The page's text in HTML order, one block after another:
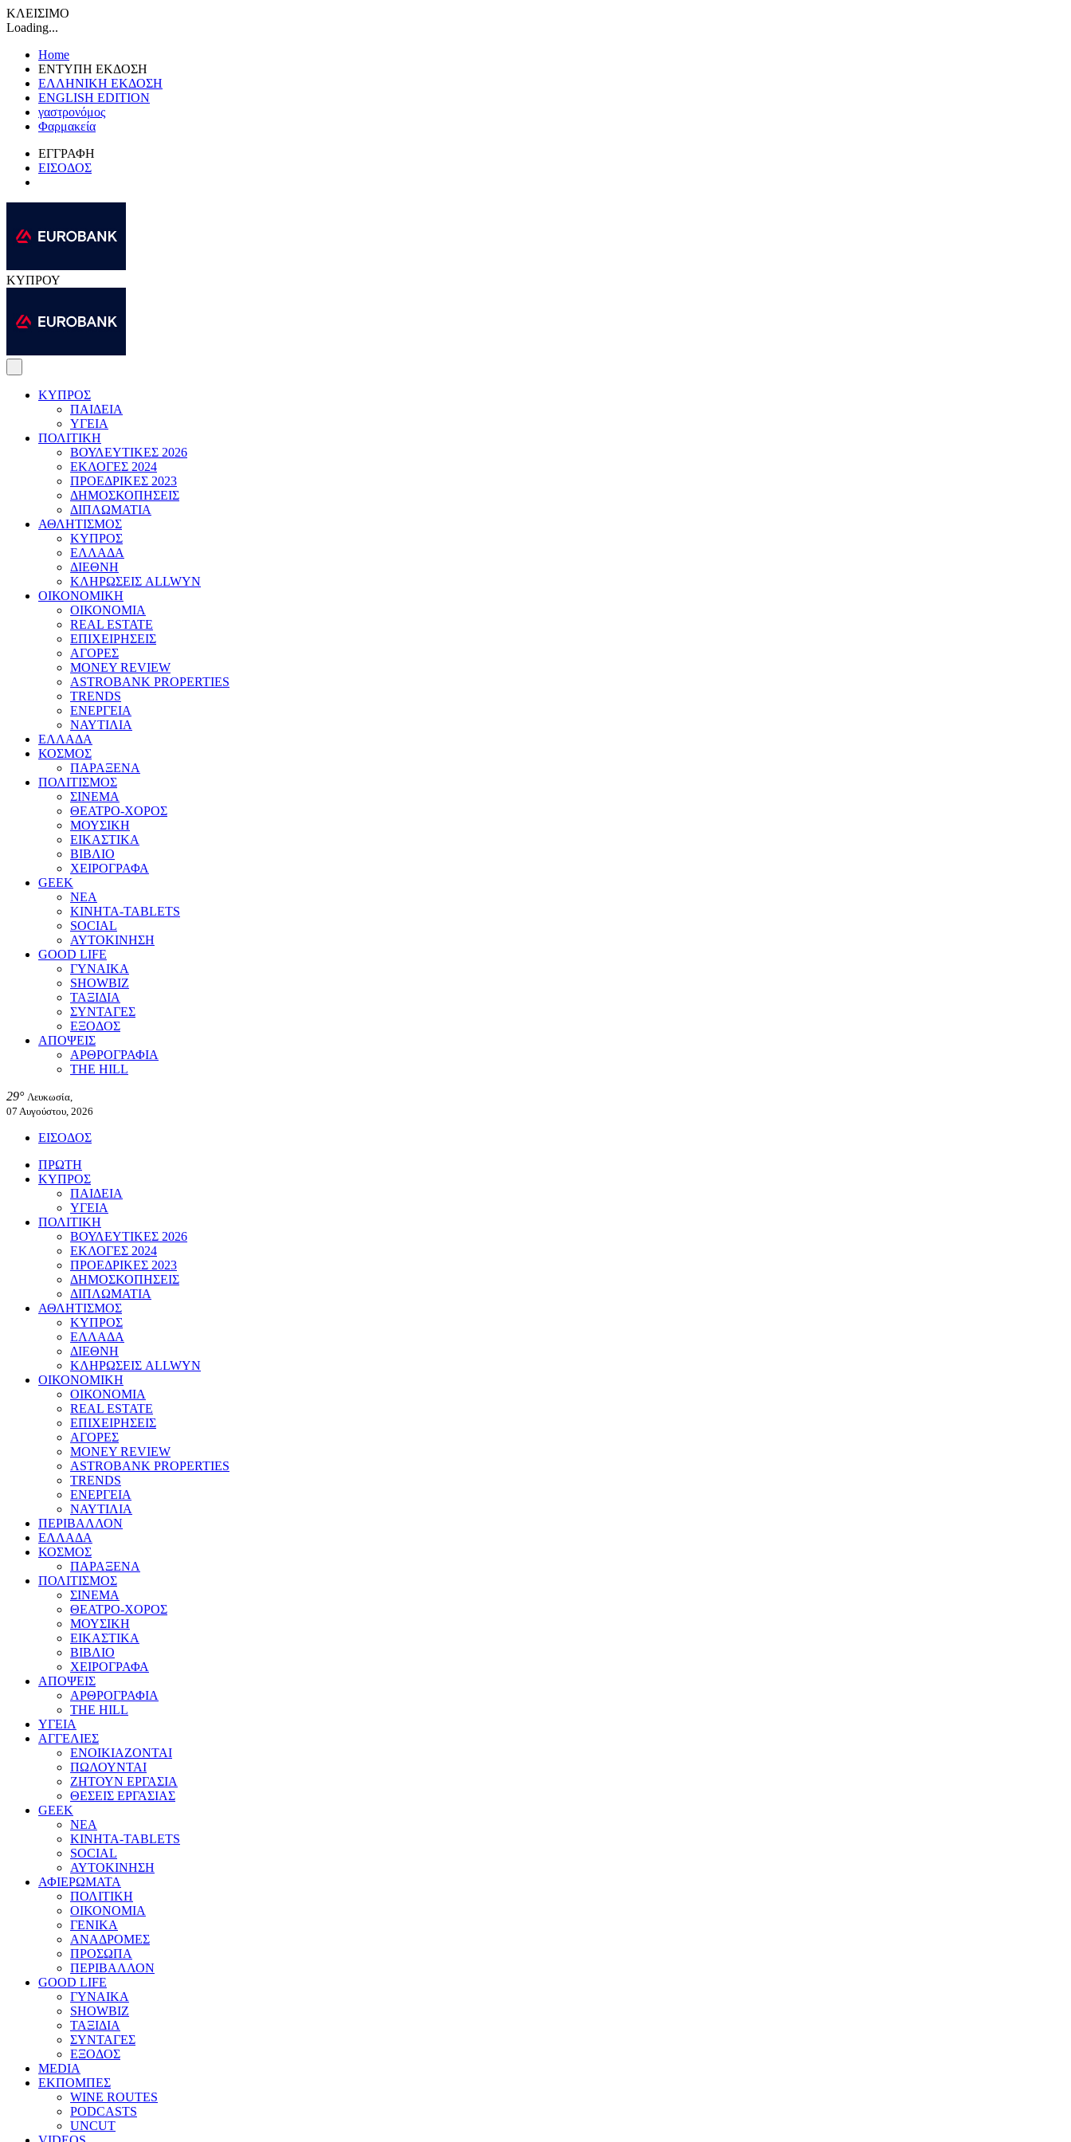
ΚΛΕΙΣΙΜΟ
Loading...
Home
ΕΝΤΥΠΗ ΕΚΔΟΣΗ
ΕΛΛΗΝΙΚΗ ΕΚΔΟΣΗ
ENGLISH EDITION
γαστρονόμος
Φαρμακεία
ΕΓΓΡΑΦΗ
ΕΙΣΟΔΟΣ
ΚΥΠΡΟΥ
ΚΥΠΡΟΣ
ΠΑΙΔΕΙΑ
ΥΓΕΙΑ
ΠΟΛΙΤΙΚΗ
ΒΟΥΛΕΥΤΙΚΕΣ 2026
ΕΚΛΟΓΕΣ 2024
ΠΡΟΕΔΡΙΚΕΣ 2023
ΔΗΜΟΣΚΟΠΗΣΕΙΣ
ΔΙΠΛΩΜΑΤΙΑ
ΑΘΛΗΤΙΣΜΟΣ
ΚΥΠΡΟΣ
ΕΛΛΑΔΑ
ΔΙΕΘΝΗ
ΚΛΗΡΩΣΕΙΣ ALLWYN
ΟΙΚΟΝΟΜΙΚΗ
ΟΙΚΟΝΟΜΙΑ
REAL ESTATE
ΕΠΙΧΕΙΡΗΣΕΙΣ
ΑΓΟΡΕΣ
MONEY REVIEW
ASTROBANK PROPERTIES
TRENDS
ΕΝΕΡΓΕΙΑ
ΝΑΥΤΙΛΙΑ
ΕΛΛΑΔΑ
ΚΟΣΜΟΣ
ΠΑΡΑΞΕΝΑ
ΠΟΛΙΤΙΣΜΟΣ
ΣΙΝΕΜΑ
ΘΕΑΤΡΟ-ΧΟΡΟΣ
ΜΟΥΣΙΚΗ
ΕΙΚΑΣΤΙΚΑ
ΒΙΒΛΙΟ
ΧΕΙΡΟΓΡΑΦΑ
GEEK
ΝΕΑ
ΚΙΝΗΤΑ-TABLETS
SOCIAL
ΑΥΤΟΚΙΝΗΣΗ
GOOD LIFE
ΓΥΝΑΙΚΑ
SHOWBIZ
ΤΑΞΙΔΙΑ
ΣΥΝΤΑΓΕΣ
ΕΞΟΔΟΣ
ΑΠΟΨΕΙΣ
ΑΡΘΡΟΓΡΑΦΙΑ
THE HILL
29° Λευκωσία,
07 Αυγούστου, 2026
ΕΙΣΟΔΟΣ
ΠΡΩΤΗ
ΚΥΠΡΟΣ
ΠΑΙΔΕΙΑ
ΥΓΕΙΑ
ΠΟΛΙΤΙΚΗ
ΒΟΥΛΕΥΤΙΚΕΣ 2026
ΕΚΛΟΓΕΣ 2024
ΠΡΟΕΔΡΙΚΕΣ 2023
ΔΗΜΟΣΚΟΠΗΣΕΙΣ
ΔΙΠΛΩΜΑΤΙΑ
ΑΘΛΗΤΙΣΜΟΣ
ΚΥΠΡΟΣ
ΕΛΛΑΔΑ
ΔΙΕΘΝΗ
ΚΛΗΡΩΣΕΙΣ ALLWYN
ΟΙΚΟΝΟΜΙΚΗ
ΟΙΚΟΝΟΜΙΑ
REAL ESTATE
ΕΠΙΧΕΙΡΗΣΕΙΣ
ΑΓΟΡΕΣ
MONEY REVIEW
ASTROBANK PROPERTIES
TRENDS
ΕΝΕΡΓΕΙΑ
ΝΑΥΤΙΛΙΑ
ΠΕΡΙΒΑΛΛΟΝ
ΕΛΛΑΔΑ
ΚΟΣΜΟΣ
ΠΑΡΑΞΕΝΑ
ΠΟΛΙΤΙΣΜΟΣ
ΣΙΝΕΜΑ
ΘΕΑΤΡΟ-ΧΟΡΟΣ
ΜΟΥΣΙΚΗ
ΕΙΚΑΣΤΙΚΑ
ΒΙΒΛΙΟ
ΧΕΙΡΟΓΡΑΦΑ
ΑΠΟΨΕΙΣ
ΑΡΘΡΟΓΡΑΦΙΑ
THE HILL
ΥΓΕΙΑ
ΑΓΓΕΛΙΕΣ
ΕΝΟΙΚΙΑΖΟΝΤΑΙ
ΠΩΛΟΥΝΤΑΙ
ΖΗΤΟΥΝ ΕΡΓΑΣΙΑ
ΘΕΣΕΙΣ ΕΡΓΑΣΙΑΣ
GEEK
ΝΕΑ
ΚΙΝΗΤΑ-TABLETS
SOCIAL
ΑΥΤΟΚΙΝΗΣΗ
ΑΦΙΕΡΩΜΑΤΑ
ΠΟΛΙΤΙΚΗ
ΟΙΚΟΝΟΜΙΑ
ΓΕΝΙΚΑ
ΑΝΑΔΡΟΜΕΣ
ΠΡΟΣΩΠΑ
ΠΕΡΙΒΑΛΛΟΝ
GOOD LIFE
ΓΥΝΑΙΚΑ
SHOWBIZ
ΤΑΞΙΔΙΑ
ΣΥΝΤΑΓΕΣ
ΕΞΟΔΟΣ
MEDIA
ΕΚΠΟΜΠΕΣ
WINE ROUTES
PODCASTS
UNCUT